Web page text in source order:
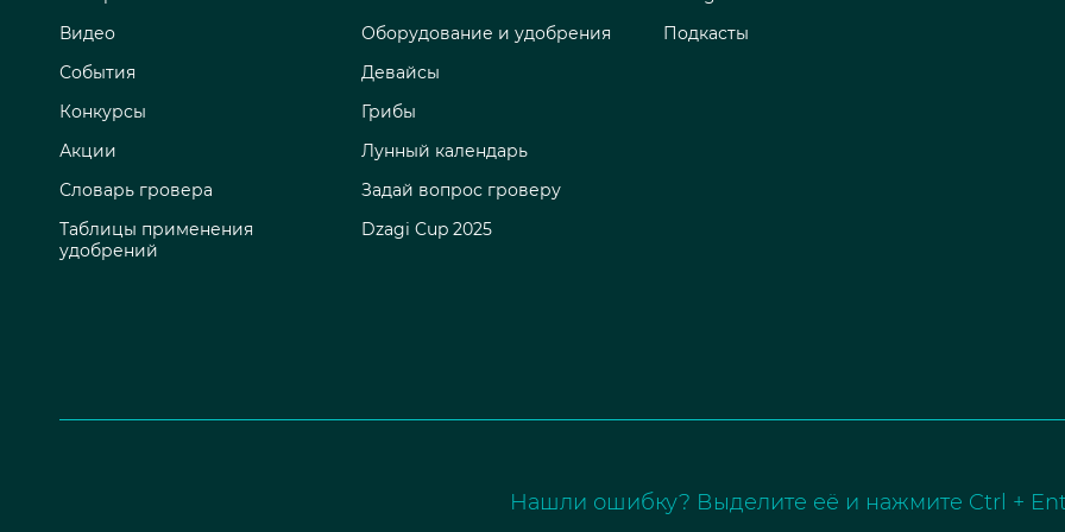
Видео
События
Конкурсы
Акции
Словарь гровера
Таблицы применения
удобрений
Оборудование и удобрения
Девайсы
Грибы
Лунный календарь
Задай вопрос гроверу
Dzagi Cup 2025
Подкасты
Нашли ошибку? Выделите её и нажмите Ctrl +